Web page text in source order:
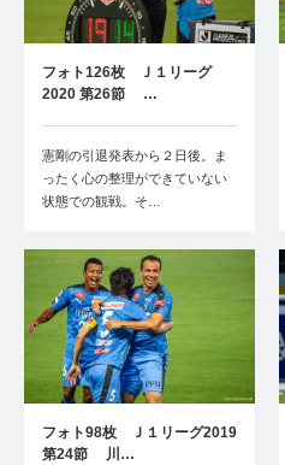
フォト126枚 Ｊ１リーグ
2020 第26節 …
憲剛の引退発表から２日後。ま
ったく心の整理ができていない
状態での観戦。そ…
フォト98枚 Ｊ１リーグ2019
第24節 川…